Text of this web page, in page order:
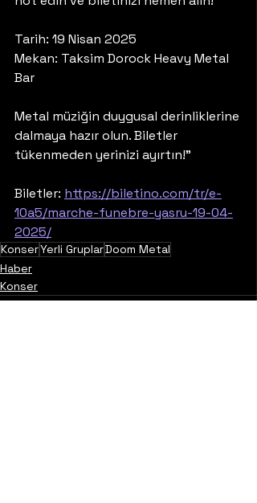
Tarih: 19 Nisan 2025
Mekan: Taksim Dorock Heavy Metal
Bar
Metal müziğin duygusal derinliklerine
dalmaya hazır olun. Biletler
tükenmeden yerinizi ayırtın!"
Biletler: https://biletino.com/tr/e-
10a5/marche-funebre-yasru-19-04-
2025/
KonserYerli GruplarDoom Metal
Haber
Konser